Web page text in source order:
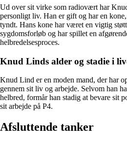
Ud over sit virke som radiovært har
personligt liv. Han er gift og har en
tyndt. Hans kone har været en vigtig
sygdomsforløb og har spillet en
helbredelsesproces.
Knud Linds alder og stadie i
Knud Lind er en moden mand, der har
gennem sit liv og arbejde. Selvom han
helbred, formår han stadig at bevare sit
sit arbejde på P4.
Afsluttende tanker